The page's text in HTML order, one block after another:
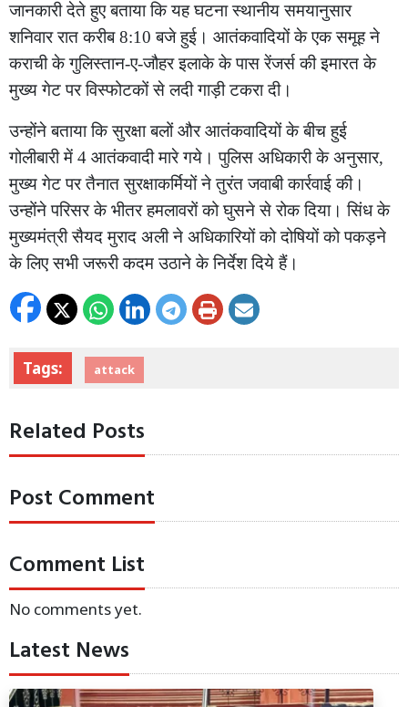
जानकारी देते हुए बताया कि यह घटना स्थानीय समयानुसार
शनिवार रात करीब 8:10 बजे हुई। आतंकवादियों के एक समूह ने
कराची के गुलिस्तान-ए-जौहर इलाके के पास रेंजर्स की इमारत के
मुख्य गेट पर विस्फोटकों से लदी गाड़ी टकरा दी।
उन्होंने बताया कि सुरक्षा बलों और आतंकवादियों के बीच हुई
गोलीबारी में 4 आतंकवादी मारे गये। पुलिस अधिकारी के अनुसार,
मुख्य गेट पर तैनात सुरक्षाकर्मियों ने तुरंत जवाबी कार्रवाई की।
उन्होंने परिसर के भीतर हमलावरों को घुसने से रोक दिया। सिंध के
मुख्यमंत्री सैयद मुराद अली ने अधिकारियों को दोषियों को पकड़ने
के लिए सभी जरूरी कदम उठाने के निर्देश दिये हैं।
Tags: attack
Related Posts
Post Comment
Comment List
No comments yet.
Latest News